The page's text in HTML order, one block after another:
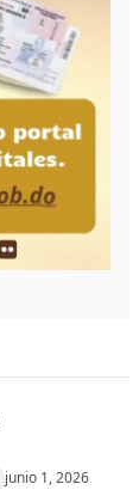
junio 1, 2026